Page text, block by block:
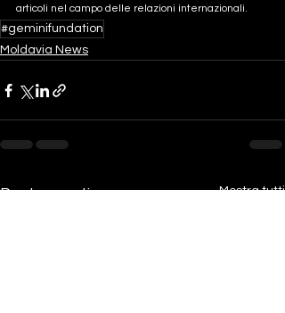
articoli nel campo delle relazioni internazionali.
#geminifundation
Moldavia News
Post recenti Mostra tutti